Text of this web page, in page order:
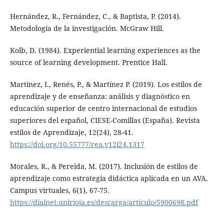
Hernández, R., Fernández, C., & Baptista, P. (2014).
Metodología de la investigación. McGraw Hill.
Kolb, D. (1984). Experiential learning experiences as the
source of learning development. Prentice Hall.
Martínez, I., Renés, P., & Martínez P. (2019). Los estilos de
aprendizaje y de enseñanza: análisis y diagnóstico en
educación superior de centro internacional de estudios
superiores del español, CIESE-Comillas (España). Revista
estilos de Aprendizaje, 12(24), 28-41.
https://doi.org/10.55777/rea.v12i24.1317
Morales, R., & Pereida, M. (2017). Inclusión de estilos de
aprendizaje como estrategia didáctica aplicada en un AVA.
Campus virtuales, 6(1), 67-75.
https://dialnet.unirioja.es/descarga/articulo/5900698.pdf